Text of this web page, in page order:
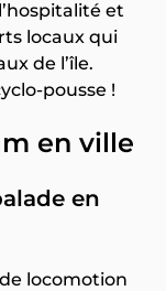
et
locaux qui
de l’île.
pousse !
en ville
en
locomotion